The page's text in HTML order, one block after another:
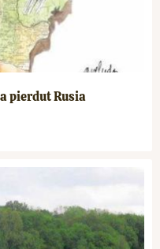
pierdut Rusia